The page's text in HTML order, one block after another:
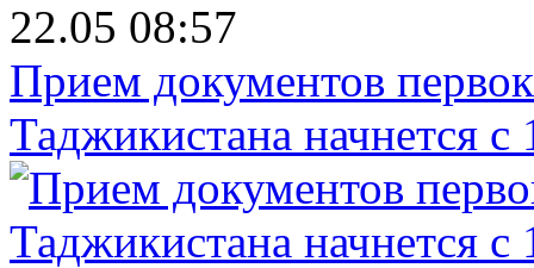
22.05 08:57
Прием документов
Таджикистана начнется с